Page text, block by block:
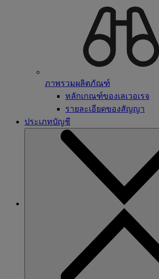
ภาพรวมผลิตภัณฑ์
หลักเกณฑ์ของเลเวอเรจ
รายละเอียดของสัญญา
ประเภทบัญชี